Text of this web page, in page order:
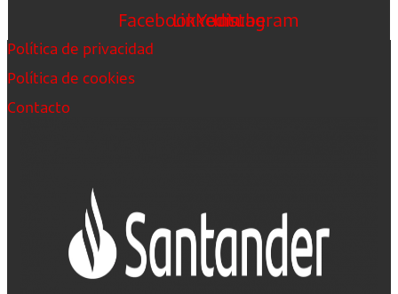
FacebookLinkedin
Youtube
Instagram
Política de privacidad
Política de cookies
Contacto